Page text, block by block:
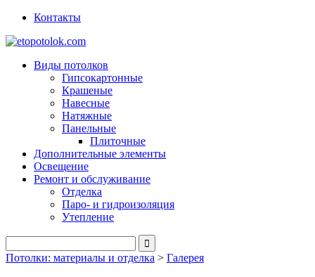
Контакты
Виды потолков
Гипсокартонные
Крашеные
Навесные
Натяжные
Панельные
Плиточные
Дополнительные элементы
Освещение
Ремонт и обслуживание
Отделка
Паро- и гидроизоляция
Утепление
Потолки: материалы и отделка > Галерея